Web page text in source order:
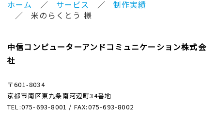
ホーム サービス
制作実績
米のらくとう 様
中信コンピューターアンドコミュニケーション株式会
社
〒601-8034
京都市南区東九条南河辺町34番地
TEL:075-693-8001 / FAX:075-693-8002